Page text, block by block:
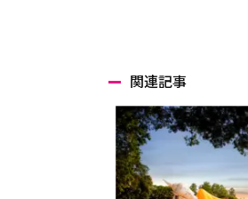
関連記事